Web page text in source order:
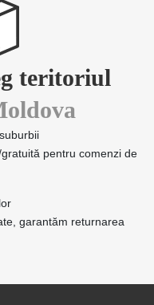
teritoriul
pentru comenzi de
garantăm returnarea